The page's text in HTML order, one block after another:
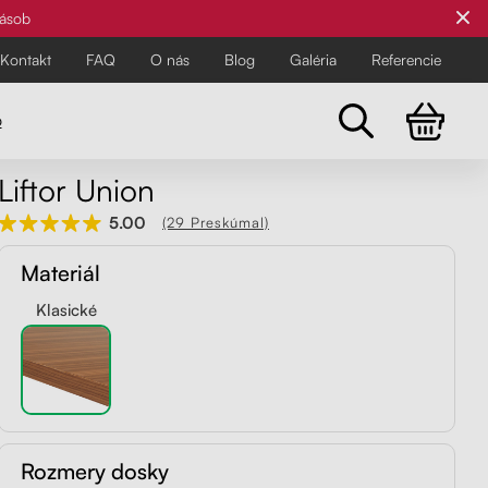
Kontakt FAQ O nás Blog Galéria Referencie
Pre najnáročnejších
Všetky stoličky
balančné stoličky Liftor pre zdravší
a pohodlnejší pracovný deň.
Pre najnáročnejších
Liftor Union
5.00 (29 Preskúmal)
Materiál
Klasické
Rozmery dosky